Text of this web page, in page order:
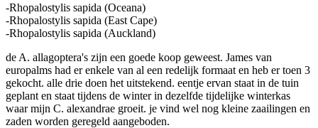
-Rhopalostylis sapida (Oceana)
-Rhopalostylis sapida (East Cape)
-Rhopalostylis sapida (Auckland)
de A. allagoptera's zijn een goede koop geweest. James van
europalms had er enkele van al een redelijk formaat en heb er toen 3
gekocht. alle drie doen het uitstekend. eentje ervan staat in de tuin
geplant en staat tijdens de winter in dezelfde tijdelijke winterkas
waar mijn C. alexandrae groeit. je vind wel nog kleine zaailingen en
zaden worden geregeld aangeboden.